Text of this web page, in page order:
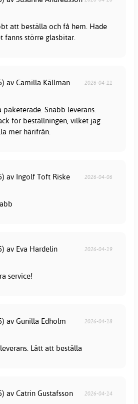
att beställa och få hem. Hade
fanns större glasbitar.
av Camilla Källman 2026-04-11
paketerade. Snabb leverans.
för beställningen, vilket jag
mer härifrån.
av Ingolf Toft Riske 2026-04-06
av Eva Hardelin 2026-04-19
service!
av Gunilla Edholm 2026-04-18
Lätt att beställa
av Catrin Gustafsson 2026-04-14